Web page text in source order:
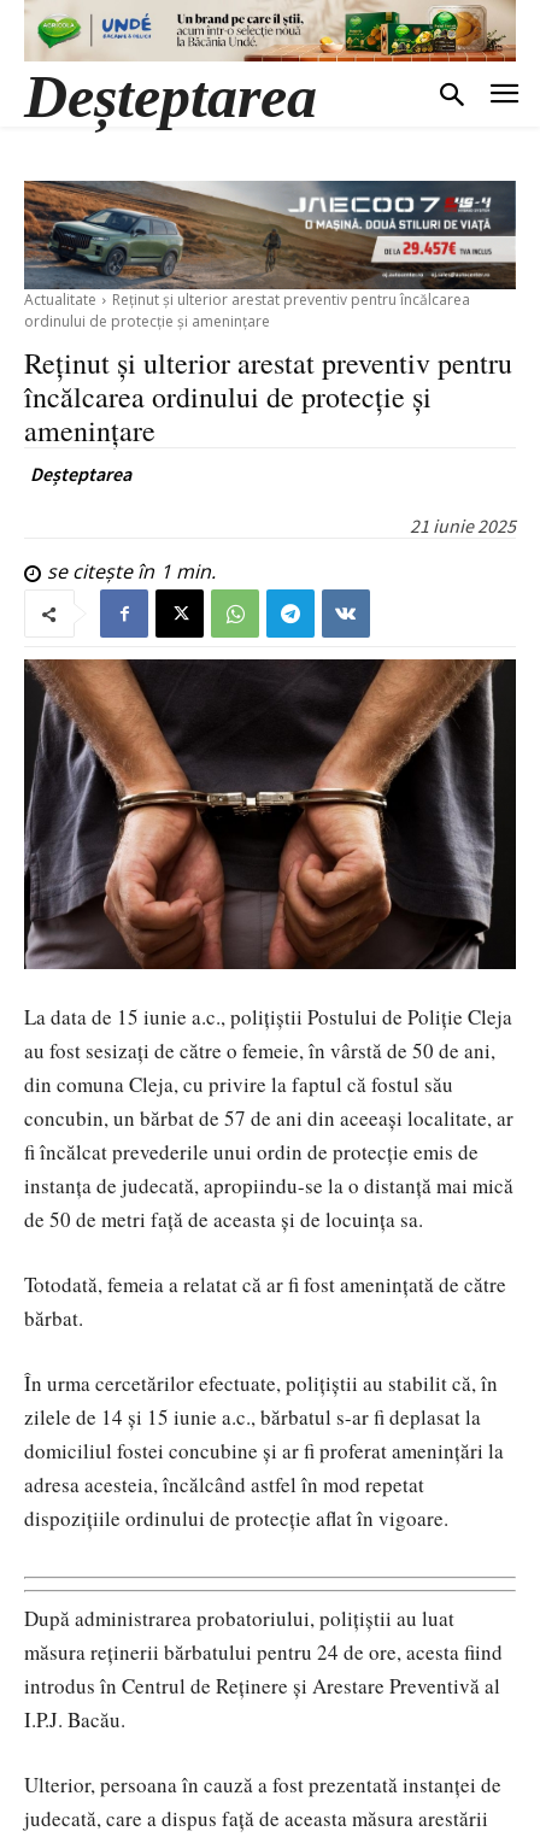
Deșteptarea
Actualitate
Reținut și ulterior arestat preventiv pentru încălcarea
ordinului de protecție și amenințare
Reținut și ulterior arestat preventiv pentru
încălcarea ordinului de protecție și
amenințare
Deșteptarea
21 iunie 2025
se citește în 1 min.
La data de 15 iunie a.c., polițiștii Postului de Poliție Cleja
au fost sesizați de către o femeie, în vârstă de 50 de ani,
din comuna Cleja, cu privire la faptul că fostul său
concubin, un bărbat de 57 de ani din aceeași localitate, ar
fi încălcat prevederile unui ordin de protecție emis de
instanța de judecată, apropiindu-se la o distanță mai mică
de 50 de metri față de aceasta și de locuința sa.
Totodată, femeia a relatat că ar fi fost amenințată de către
bărbat.
În urma cercetărilor efectuate, polițiștii au stabilit că, în
zilele de 14 și 15 iunie a.c., bărbatul s-ar fi deplasat la
domiciliul fostei concubine și ar fi proferat amenințări la
adresa acesteia, încălcând astfel în mod repetat
dispozițiile ordinului de protecție aflat în vigoare.
După administrarea probatoriului, polițiștii au luat
măsura reținerii bărbatului pentru 24 de ore, acesta fiind
introdus în Centrul de Reținere și Arestare Preventivă al
I.P.J. Bacău.
Ulterior, persoana în cauză a fost prezentată instanței de
judecată, care a dispus față de aceasta măsura arestării